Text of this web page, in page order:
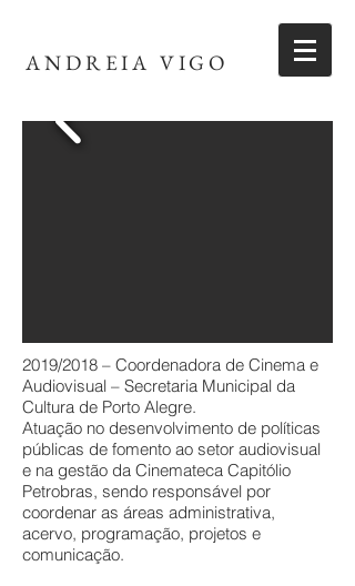
ANDREIA VIGO
2019/2018 – Coordenadora de Cinema e
Audiovisual – Secretaria Municipal da
Cultura de Porto Alegre.
Atuação no desenvolvimento de políticas
públicas de fomento ao setor audiovisual
e na gestão da Cinemateca Capitólio
Petrobras, sendo responsável por
coordenar as áreas administrativa,
acervo, programação, projetos e
comunicação.